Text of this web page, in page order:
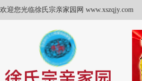
欢迎您光临徐氏宗亲家园网 www.xszqjy.com